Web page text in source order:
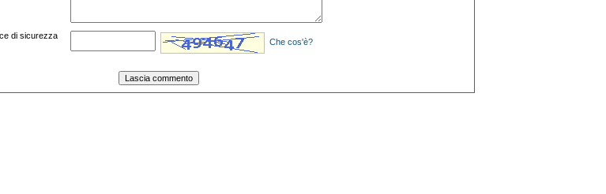
di sicurezza
Che cos'è?